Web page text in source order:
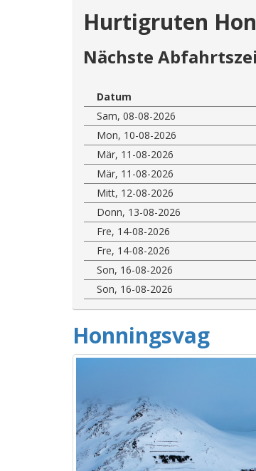
Hurtigruten
Nächste
Datum
Sam, 08-08-2026
Mon, 10-08-2026
Mär, 11-08-2026
Mär, 11-08-2026
Mitt, 12-08-2026
Donn, 13-08-2026
Fre, 14-08-2026
Fre, 14-08-2026
Son, 16-08-2026
Son, 16-08-2026
Honningsvag